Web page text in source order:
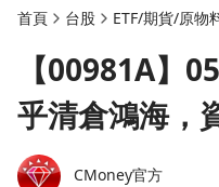
首頁 台股 ETF/期貨/原物
【00981A】
乎清倉鴻海，
CMoney官方